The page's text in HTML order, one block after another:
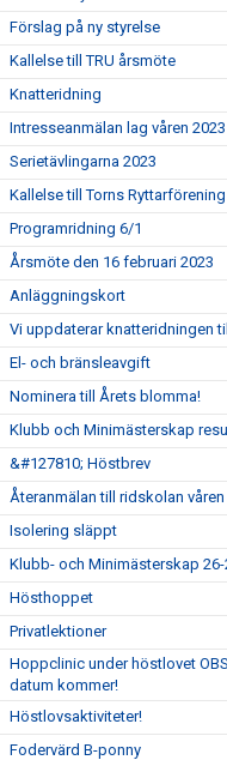
Förslag på ny styrelse
Kallelse till TRU årsmöte
Knatteridning
Intresseanmälan lag våren 2023
Serietävlingarna 2023
Kallelse till Torns
Programridning 6/1
Årsmöte den 16 februari 2023
Anläggningskort
Vi uppdaterar knatteridningen
El- och bränsleavgift
Nominera till Årets blomma!
Klubb och Minimästerskap
&#127810; Höstbrev
Återanmälan till ridskolan våren
Isolering släppt
Klubb- och Minimästerskap 26-
Hösthoppet
Privatlektioner
Hoppclinic under höstlovet
datum kommer!
Höstlovsaktiviteter!
Fodervärd B-ponny